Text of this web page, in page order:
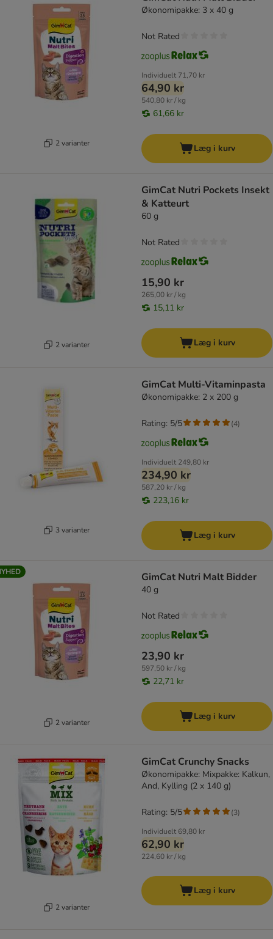
2 varianter
Økonomipakke: 3 x 40 g
Individuelt 71,70 kr
64,90 kr
540,80 kr / kg
61,66 kr
Not Rated
Læg i kurv
2 varianter
GimCat Nutri Pockets Insekt
& Katteurt
60 g
15,90 kr
265,00 kr / kg
15,11 kr
Not Rated
Læg i kurv
3 varianter
GimCat Multi-Vitaminpasta
Økonomipakke: 2 x 200 g
Individuelt 249,80 kr
234,90 kr
587,20 kr / kg
223,16 kr
Rating: 5/5 (4)
Læg i kurv
2 varianter
GimCat Nutri Malt Bidder
40 g
23,90 kr
597,50 kr / kg
22,71 kr
Not Rated
Læg i kurv
2 varianter
GimCat Crunchy Snacks
Økonomipakke: Mixpakke: Kalkun,
And, Kylling (2 x 140 g)
Individuelt 69,80 kr
62,90 kr
224,60 kr / kg
Rating: 5/5 (3)
Læg i kurv